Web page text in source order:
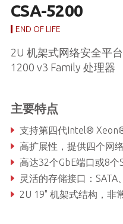
CSA-5200
END OF LIFE
2U 机架式网络安全平
1200 v3 Family 处理器
主要特点
支持第四代Intel® Xeon® E3-
高扩展性，提供四个网络接口模块
高达32个GbE端口或8
灵活的存储接口：SATA
2U 19" 机架式结构，非